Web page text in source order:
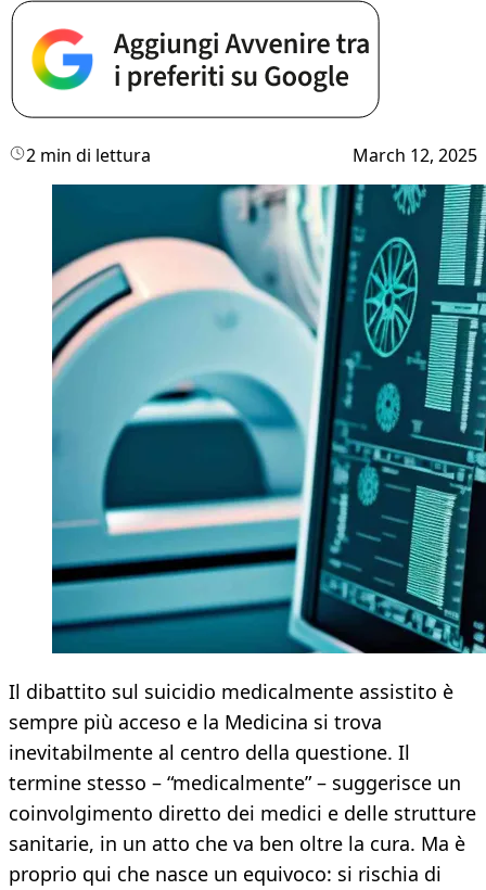
2 min di lettura March 12, 2025
Il dibattito sul suicidio medicalmente assistito è
sempre più acceso e la Medicina si trova
inevitabilmente al centro della questione. Il
termine stesso – “medicalmente” – suggerisce un
coinvolgimento diretto dei medici e delle strutture
sanitarie, in un atto che va ben oltre la cura. Ma è
proprio qui che nasce un equivoco: si rischia di